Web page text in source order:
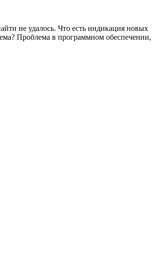
не удалось. Что есть индикация новых
Проблема в программном обеспечении,